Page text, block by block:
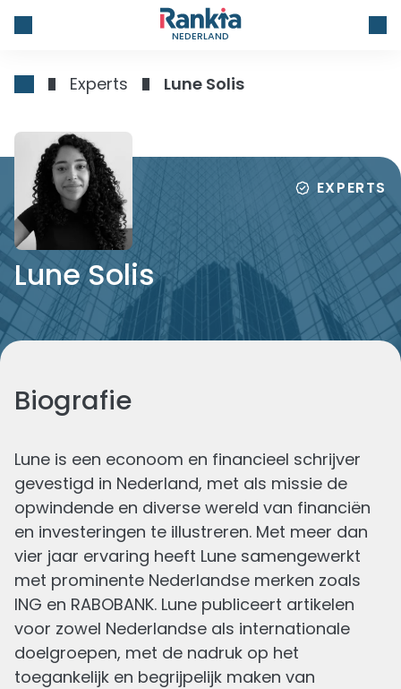
NEDERLAND
Experts Lune Solis
EXPERTS
Lune Solis
Biografie
Lune is een econoom en financieel schrijver
gevestigd in Nederland, met als missie de
opwindende en diverse wereld van financiën
en investeringen te illustreren. Met meer dan
vier jaar ervaring heeft Lune samengewerkt
met prominente Nederlandse merken zoals
ING en RABOBANK. Lune publiceert artikelen
voor zowel Nederlandse als internationale
doelgroepen, met de nadruk op het
toegankelijk en begrijpelijk maken van
De nieuwste vanLune